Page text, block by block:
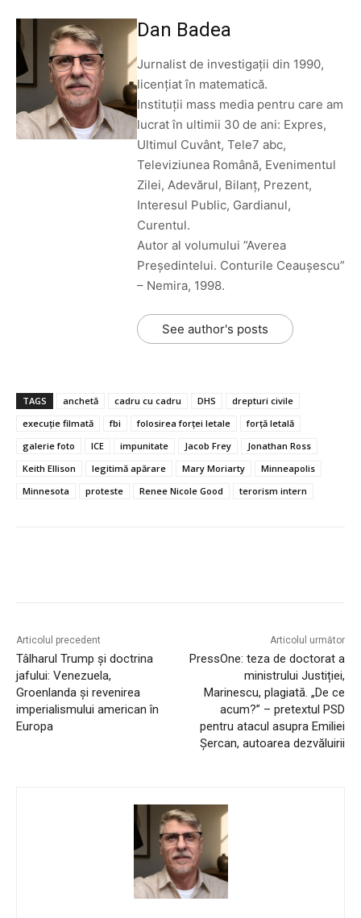
Dan Badea
Jurnalist de investigații din 1990,
licențiat în matematică.
Instituții mass media pentru care am
lucrat în ultimii 30 de ani: Expres,
Ultimul Cuvânt, Tele7 abc,
Televiziunea Română, Evenimentul
Zilei, Adevărul, Bilanț, Prezent,
Interesul Public, Gardianul,
Curentul.
Autor al volumului ”Averea
Președintelui. Conturile Ceaușescu”
– Nemira, 1998.
See author's posts
TAGS anchetă cadru cu cadru DHS
drepturi civile
execuție filmată
fbi folosirea forței letale
forță letală
galerie foto
ICE impunitate Jacob Frey
Jonathan Ross
Keith Ellison
legitimă apărare Mary Moriarty
Minneapolis
Minnesota
proteste Renee Nicole Good terorism intern
Articolul precedent
Tâlharul Trump și doctrina
jafului: Venezuela,
Groenlanda și revenirea
imperialismului american în
Europa
Articolul următor
PressOne: teza de doctorat a
ministrului Justiției,
Marinescu, plagiată. „De ce
acum?” – pretextul PSD
pentru atacul asupra Emiliei
Șercan, autoarea dezvăluirii